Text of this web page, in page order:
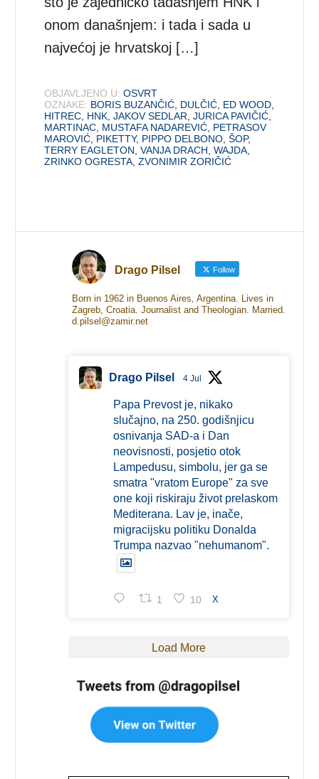
onom današnjem: i tada i sada u
najvećoj je hrvatskoj […]
OBJAVLJENO U: OSVRT
OZNAKE: BORIS BUZANČIĆ DULČIĆ ED WOOD
HITREC HNK ,JAKOV SEDLAR ,JURICA PAVIČIĆ
MARTINAC MUSTAFA NADAREVIĆ PETRASOV
MAROVIĆ PIKETTY, PIPPO DELBONO ,ŠOP,
TERRY EAGLETON ,VANJA DRACH ,WAJDA
ZRINKO OGRESTA ,ZVONIMIR ZORIČIĆ
Drago Pilsel Follow
Born in 1962 in Buenos Aires, Argentina. Lives in
Zagreb, Croatia. Journalist and Theologian. Married.
d.pilsel@zamir.net
Drago Pilsel 4 Jul
Papa Prevost je, nikako
slučajno, na 250. godišnjicu
osnivanja SAD-a i Dan
neovisnosti, posjetio otok
Lampedusu, simbolu, jer ga se
smatra "vratom Europe" za sve
one koji riskiraju život prelaskom
Mediterana. Lav je, inače,
migracijsku politiku Donalda
Trumpa nazvao "nehumanom".
1 10 X
Load More